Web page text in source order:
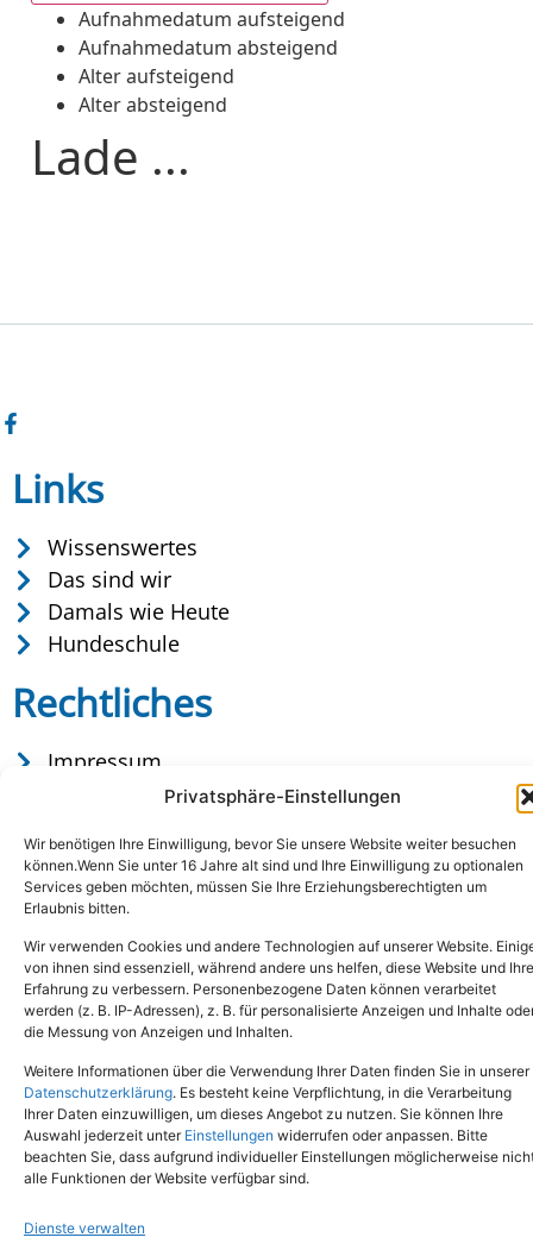
Privatsphäre-Einstellungen
Wir benötigen Ihre Einwilligung, bevor Sie unsere Website weiter besuchen
können.Wenn Sie unter 16 Jahre alt sind und Ihre Einwilligung zu optionalen
Services geben möchten, müssen Sie Ihre Erziehungsberechtigten um
Erlaubnis bitten.
Wir verwenden Cookies und andere Technologien auf unserer Website.
von ihnen sind essenziell, während andere uns helfen, diese Website und Ihre
Erfahrung zu verbessern. Personenbezogene Daten können verarbeitet
werden (z. B. IP-Adressen), z. B. für personalisierte Anzeigen und Inhalte
die Messung von Anzeigen und Inhalten.
Weitere Informationen über die Verwendung Ihrer Daten finden Sie in unserer
Datenschutzerklärung. Es besteht keine Verpflichtung, in die Verarbeitung
Ihrer Daten einzuwilligen, um dieses Angebot zu nutzen. Sie können Ihre
Auswahl jederzeit unter Einstellungen widerrufen oder anpassen. Bitte
beachten Sie, dass aufgrund individueller Einstellungen möglicherweise
alle Funktionen der Website verfügbar sind.
Dienste verwalten
Aufnahmedatum aufsteigend
Aufnahmedatum absteigend
Alter aufsteigend
Alter absteigend
Lade ...
Links
Wissenswertes
Das sind wir
Damals wie Heute
Hundeschule
Rechtliches
Impressum
Datenschutz
Copyright © 2024. Alle Rechte vorbehalten.
Tel.: (02651) - 77438info@tierheim-mayen.de
In der Pluns 1, 56727 Mayen